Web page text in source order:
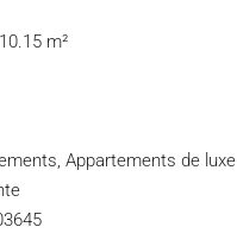
m²
Appartements de luxe